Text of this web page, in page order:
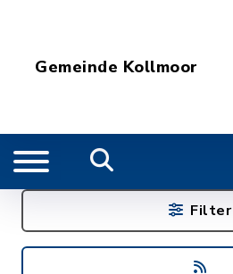
Gemeinde Kollmoor
Filter